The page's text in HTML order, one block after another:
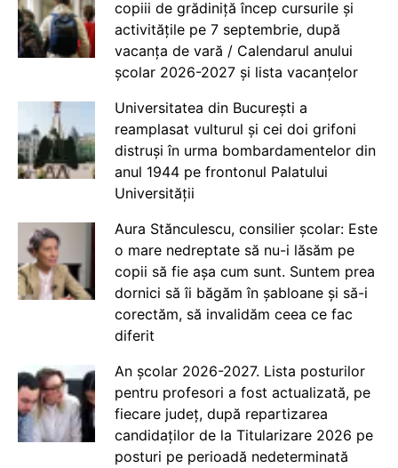
copiii de grădiniță încep cursurile și
activitățile pe 7 septembrie, după
vacanța de vară / Calendarul anului
școlar 2026-2027 și lista vacanțelor
Universitatea din București a
reamplasat vulturul și cei doi grifoni
distruși în urma bombardamentelor din
anul 1944 pe frontonul Palatului
Universității
Aura Stănculescu, consilier școlar: Este
o mare nedreptate să nu-i lăsăm pe
copii să fie așa cum sunt. Suntem prea
dornici să îi băgăm în șabloane și să-i
corectăm, să invalidăm ceea ce fac
diferit
An școlar 2026-2027. Lista posturilor
pentru profesori a fost actualizată, pe
fiecare județ, după repartizarea
candidaților de la Titularizare 2026 pe
posturi pe perioadă nedeterminată